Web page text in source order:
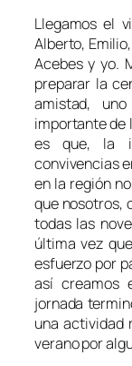
Llegamos el
Alberto,
Acebes y yo.
preparar la
amistad,
importante de
es que, la
convivencias
en la región
que nosotros,
todas las
última vez
esfuerzo por
así creamos
jornada
una actividad
verano por